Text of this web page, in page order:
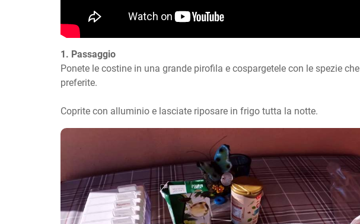
1. Passaggio
Ponete le costine in una grande pirofila e cospargetele con le spezie che
preferite.
Coprite con alluminio e lasciate riposare in frigo tutta la notte.